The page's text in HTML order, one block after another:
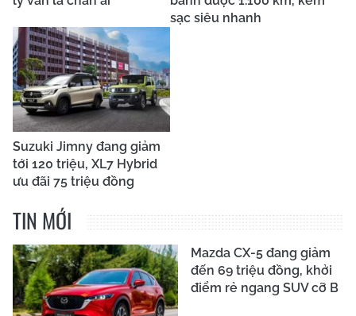
sạc siêu nhanh
Suzuki Jimny đang giảm
tới 120 triệu, XL7 Hybrid
ưu đãi 75 triệu đồng
TIN MỚI
Mazda CX-5 đang giảm
đến 69 triệu đồng, khởi
điểm rẻ ngang SUV cỡ B